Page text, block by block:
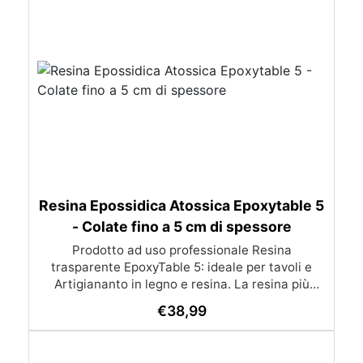
Resina Epossidica Atossica Epoxytable 5
- Colate fino a 5 cm di spessore
Prodotto ad uso professionale Resina
trasparente EpoxyTable 5: ideale per tavoli e
Artigiananto in legno e resina. La resina più
perfetta per colate di alto spessore fino a 5 cm.
Applicazioni Principali: Realizzazione di tavoli in
€38,99